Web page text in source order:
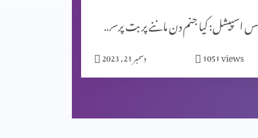
کرسمس اسپیشل: کیا جنم دن ماننے پر بت پرست مزاہب کا اثر ہے؟
دسمبر 21, 2023 1051views